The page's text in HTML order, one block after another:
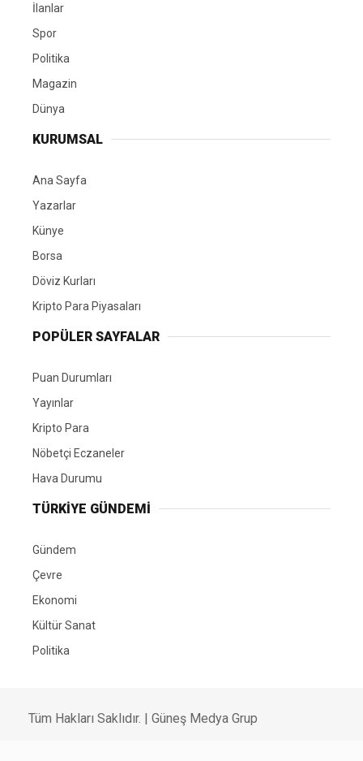
İlanlar
Spor
Politika
Magazin
Dünya
KURUMSAL
Ana Sayfa
Yazarlar
Künye
Borsa
Döviz Kurları
Kripto Para Piyasaları
POPÜLER SAYFALAR
Puan Durumları
Yayınlar
Kripto Para
Nöbetçi Eczaneler
Hava Durumu
TÜRKIYE GÜNDEMI
Gündem
Çevre
Ekonomi
Kültür Sanat
Politika
Tüm Hakları Saklıdır. | Güneş Medya Grup